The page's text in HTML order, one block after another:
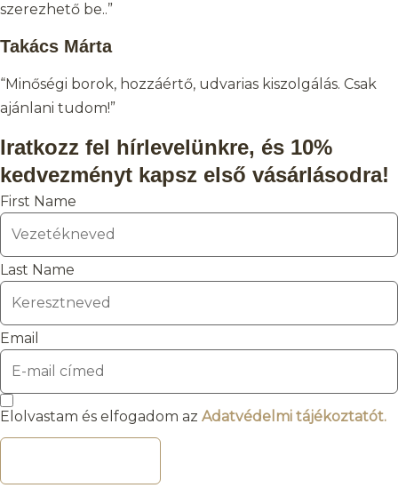
szerezhető be..”
Takács Márta
“Minőségi borok, hozzáértő, udvarias kiszolgálás. Csak
ajánlani tudom!”
Iratkozz fel hírlevelünkre, és 10%
kedvezményt kapsz első vásárlásodra!
First Name
Last Name
Email
Elolvastam és elfogadom az Adatvédelmi tájékoztatót.